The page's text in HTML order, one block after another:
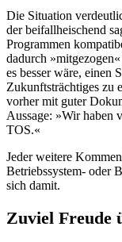
Die Situation
der beifallheischend
Programmen
dadurch
es besser wäre, einen
Zukunftsträchtiges zu
vorher mit guter
Aussage: »Wir haben
TOS.«
Jeder weitere
Betriebssystem- oder
sich damit.
Zuviel Freude